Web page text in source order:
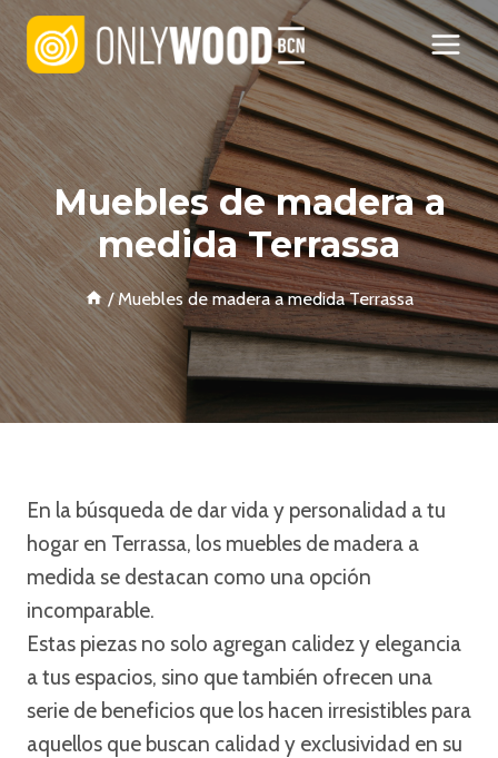
Skip
to
content
Muebles de madera a
medida Terrassa
/ Muebles de madera a medida Terrassa
En la búsqueda de dar vida y personalidad a tu
hogar en Terrassa, los muebles de madera a
medida se destacan como una opción
incomparable.
Estas piezas no solo agregan calidez y elegancia
a tus espacios, sino que también ofrecen una
serie de beneficios que los hacen irresistibles para
aquellos que buscan calidad y exclusividad en su